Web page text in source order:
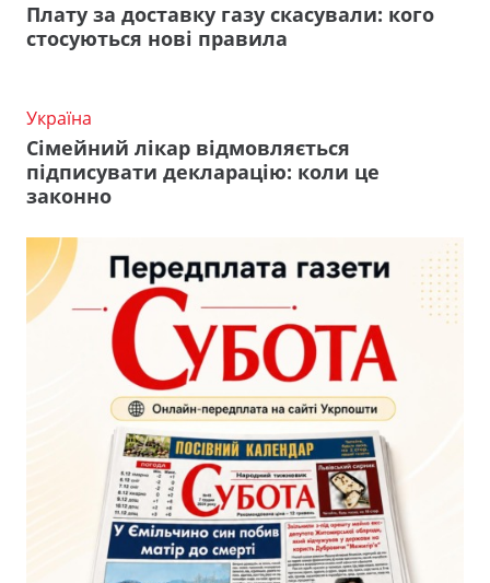
Плату за доставку газу скасували: кого
стосуються нові правила
Україна
Сімейний лікар відмовляється
підписувати декларацію: коли це
законно